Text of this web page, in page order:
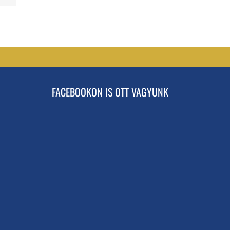
FACEBOOKON IS OTT VAGYUNK